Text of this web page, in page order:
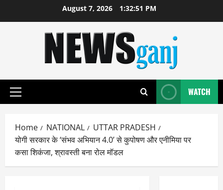
August 7, 2026 1:32:52 PM
Primary
WATCH
Home NATIONAL
UTTAR PRADESH
योगी सरकार के ‘संभव अभियान 4.0’ से कुपोषण और एनीमिया पर
कसा शिकंजा, श्रावस्ती बना रोल मॉडल